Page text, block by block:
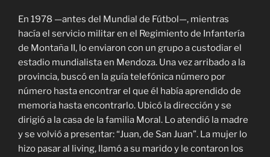
En 1978 —antes del Mundial de Fútbol—, mientras
hacía el servicio militar en el Regimiento de Infantería
de Montaña II, lo enviaron con un grupo a custodiar el
estadio mundialista en Mendoza. Una vez arribado a la
provincia, buscó en la guía telefónica número por
número hasta encontrar el que él había aprendido de
memoria hasta encontrarlo. Ubicó la dirección y se
dirigió a la casa de la familia Moral. Lo atendió la madre
y se volvió a presentar: “Juan, de San Juan”. La mujer lo
hizo pasar al living, llamó a su marido y le contaron los